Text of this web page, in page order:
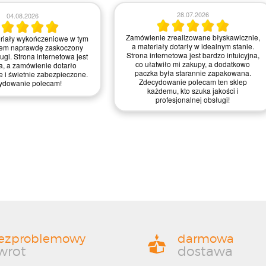
23.07.2026
błyskawicznie,
dotarły w
świetnie zapakowane.
intuicyjna i przyjemna w
ułatwiło mi
wrócę po więcej!
21.07.2026
Zamówienie było proste do zrealizowania,
a strona intuicyjna. Myślę, że mogliby
trochę poprawić szybkość dostawy, ale
ogólnie jestem zadowolony z jakości
materiałów i obsługi – zasługują na
mocne cztery gwiazdki!
darmowa
dostawa